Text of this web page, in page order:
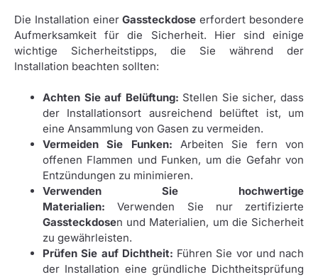
Die Installation einerGassteckdose erfordert besondere
Aufmerksamkeit für die Sicherheit. Hier sind einige
wichtige Sicherheitstipps, die Sie während der
Installation beachten sollten:
Achten Sie auf Belüftung: Stellen Sie sicher, dass
der Installationsort ausreichend belüftet ist, um
eine Ansammlung von Gasen zu vermeiden.
Vermeiden Sie Funken: Arbeiten Sie fern von
offenen Flammen und Funken, um die Gefahr von
Entzündungen zu minimieren.
Verwenden Sie hochwertige
Materialien: Verwenden Sie nur zertifizierte
Gassteckdosen und Materialien, um die Sicherheit
zu gewährleisten.
Prüfen Sie auf Dichtheit: Führen Sie vor und nach
der Installation eine gründliche Dichtheitsprüfung